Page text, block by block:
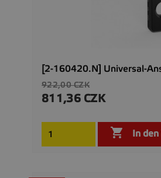
[2-160420.N] Universal-
Verkaufspreis
922,00 CZK
Preis
811,36 CZK
 In